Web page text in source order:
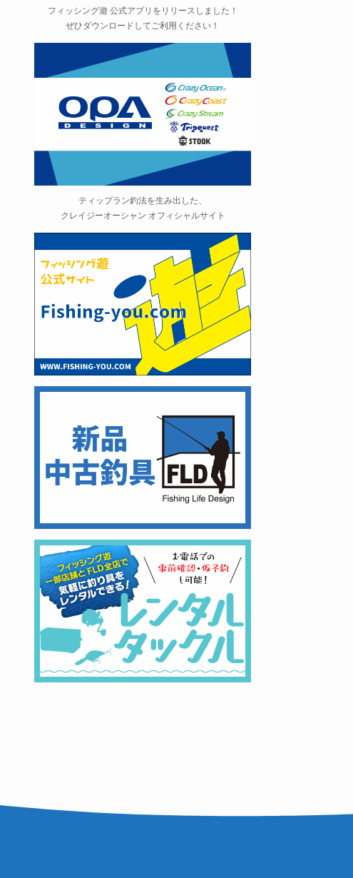
フィッシング遊 公式アプリをリリースしました！
ぜひダウンロードしてご利用ください！
ティップラン釣法を生み出した、
クレイジーオーシャン オフィシャルサイト